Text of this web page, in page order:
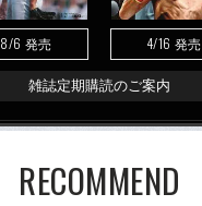
8/6 発売 4/16 発売
雑誌定期購読のご案内
RECOMMEND